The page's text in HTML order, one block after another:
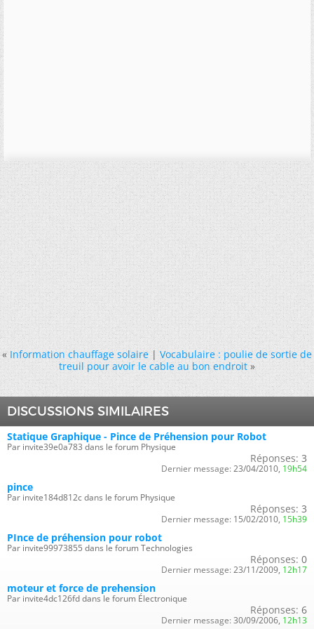
« Information chauffage solaire|Vocabulaire : poulie de sortie de
treuil pour avoir le cable au bon endroit »
DISCUSSIONS SIMILAIRES
Statique Graphique - Pince de Préhension pour Robot
Par invite39e0a783 dans le forum Physique
Réponses: 3
Dernier message: 23/04/2010, 19h54
pince
Par invite184d812c dans le forum Physique
Réponses: 3
Dernier message: 15/02/2010, 15h39
PInce de préhension pour robot
Par invite99973855 dans le forum Technologies
Réponses: 0
Dernier message: 23/11/2009, 12h17
moteur et force de prehension
Par invite4dc126fd dans le forum Électronique
Réponses: 6
Dernier message: 30/09/2006, 12h13